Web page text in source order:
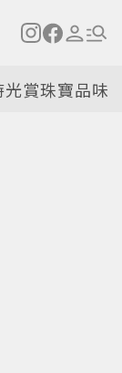
光賞珠寶品味